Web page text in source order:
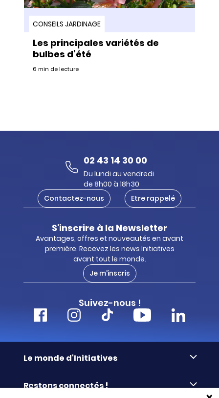
CONSEILS JARDINAGE
Les principales variétés de
bulbes d’été
6 min de lecture
02 43 14 30 00
Du lundi au vendredi
de 8h00 à 18h30
Contactez-nous
Etre rappelé
S'inscrire à la Newsletter
Avantages, offres et nouveautés en avant
première. Recevez les news Initiatives
avant tout le monde.
Je m'inscris
Suivez-nous !
Le monde d'Initiatives
Restons connectés !